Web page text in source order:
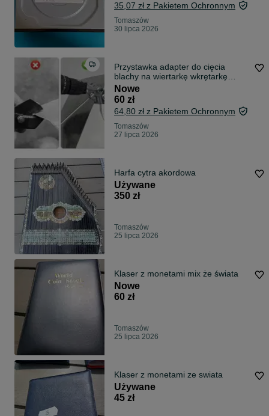
35,07 zł z Pakietem Ochronnym
Tomaszów
30 lipca 2026
Przystawka adapter do cięcia
blachy na wiertarkę wkrętarkę
solidny
Nowe
60 zł
64,80 zł z Pakietem Ochronnym
Tomaszów
27 lipca 2026
Harfa cytra akordowa
Używane
350 zł
Tomaszów
25 lipca 2026
Klaser z monetami mix że świata
Nowe
60 zł
Tomaszów
25 lipca 2026
Klaser z monetami ze swiata
Używane
45 zł